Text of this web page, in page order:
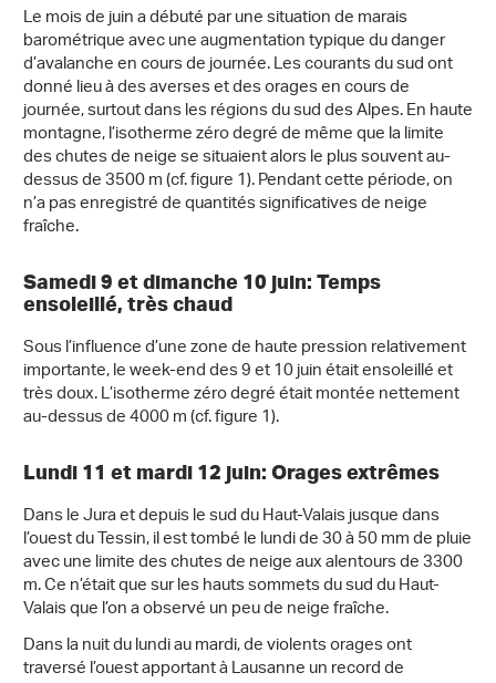
Le mois de juin a débuté par une situation de marais
barométrique avec une augmentation typique du danger
d’avalanche en cours de journée. Les courants du sud ont
donné lieu à des averses et des orages en cours de
journée, surtout dans les régions du sud des Alpes. En haute
montagne, l’isotherme zéro degré de même que la limite
des chutes de neige se situaient alors le plus souvent au-
dessus de 3500 m (cf. figure 1). Pendant cette période, on
n’a pas enregistré de quantités significatives de neige
fraîche.
Samedi 9 et dimanche 10 juin: Temps
ensoleillé, très chaud
Sous l’influence d’une zone de haute pression relativement
importante, le week-end des 9 et 10 juin était ensoleillé et
très doux. L’isotherme zéro degré était montée nettement
au-dessus de 4000 m (cf. figure 1).
Lundi 11 et mardi 12 juin: Orages extrêmes
Dans le Jura et depuis le sud du Haut-Valais jusque dans
l’ouest du Tessin, il est tombé le lundi de 30 à 50 mm de pluie
avec une limite des chutes de neige aux alentours de 3300
m. Ce n’était que sur les hauts sommets du sud du Haut-
Valais que l’on a observé un peu de neige fraîche.
Dans la nuit du lundi au mardi, de violents orages ont
traversé l’ouest apportant à Lausanne un record de